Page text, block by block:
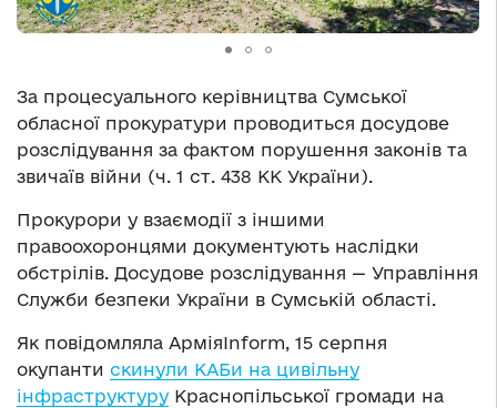
За процесуального керівництва Сумської
обласної прокуратури проводиться досудове
розслідування за фактом порушення законів та
звичаїв війни (ч. 1 ст. 438 КК України).
Прокурори у взаємодії з іншими
правоохоронцями документують наслідки
обстрілів. Досудове розслідування — Управління
Служби безпеки України в Сумській області.
Як повідомляла АрміяInform, 15 серпня
окупанти скинули КАБи на цивільну
інфраструктуру Краснопільської громади на